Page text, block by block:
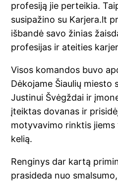
profesiją jie perteikia.
susipažino su Karjera.lt
išbandė savo žinias
profesijas ir ateities
Visos komandos buvo
Dėkojame Šiaulių miesto
Justinui Švėgždai ir
įteiktas dovanas ir
motyvavimo rinktis
kelią.
Renginys dar kartą
prasideda nuo